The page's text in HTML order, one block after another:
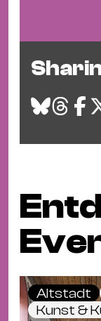
Altstadt
Kunst &